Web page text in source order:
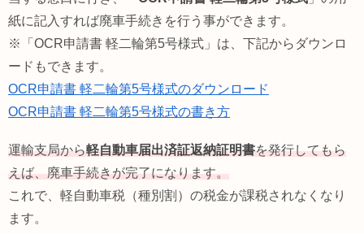
紙に記入すれば廃車手続きを行う事ができます。
※「OCR申請書 軽二輪第5号様式」は、下記からダウンロ
ードもできます。
OCR申請書 軽二輪第5号様式のダウンロード
OCR申請書 軽二輪第5号様式の書き方
運輸支局から軽自動車届出済証返納証明書を発行してもら
えば、廃車手続きが完了になります。
これで、軽自動車税（種別割）の税金が課税されなくなり
ます。